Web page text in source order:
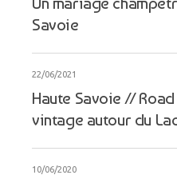
Savoie
22/06/2021
Haute Savoie //
vintage autour du
10/06/2020